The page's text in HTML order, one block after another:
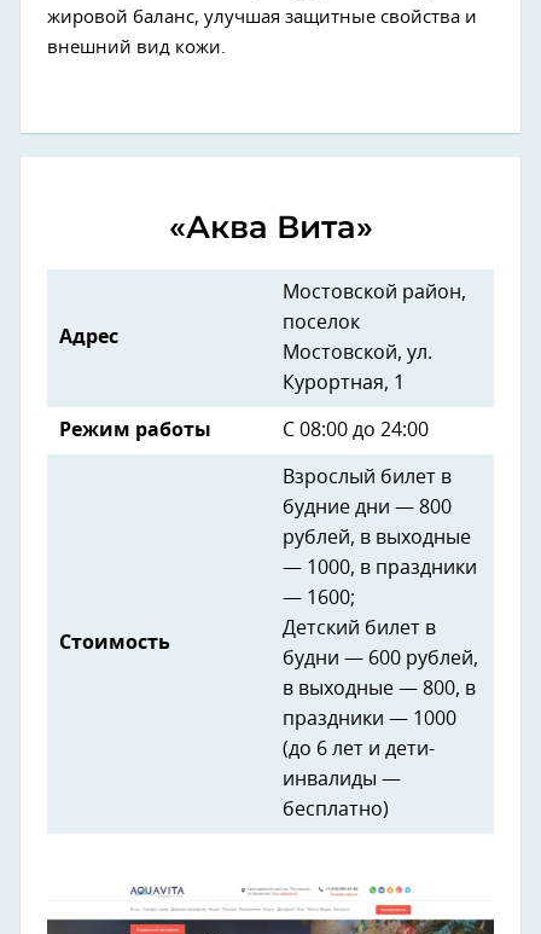
жировой баланс, улучшая защитные свойства и
внешний вид кожи.
«Аква Вита»
Адрес
Мостовской район,
поселок
Мостовской, ул.
Курортная, 1
Режим работы С 08:00 до 24:00
Стоимость
Взрослый билет в
будние дни — 800
рублей, в выходные
— 1000, в праздники
— 1600;
Детский билет в
будни — 600 рублей,
в выходные — 800, в
праздники — 1000
(до 6 лет и дети-
инвалиды —
бесплатно)